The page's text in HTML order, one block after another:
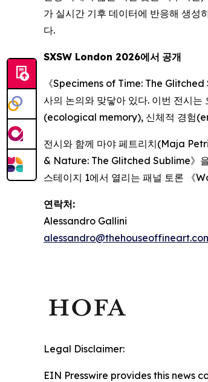
가 실시간 기후 데이터에 반응해 생
다.
SXSW London 2026에서 공개
《Specimens of Time: The Glitched
사의 논의와 맞닿아 있다. 이번 전시
(ecological memory), 신체적 경험
전시와 함께 마야 페트리치(Maja
& Nature: The Glitched Sublime》
스테이지 1에서 열리는 패널 토론 《
연락처:
Alessandro Gallini
Legal Disclaimer:
EIN Presswire provides this news